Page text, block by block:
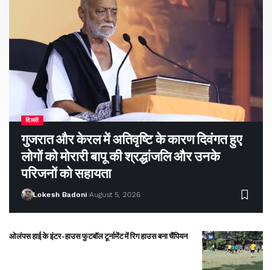
दिल्ली
गुजरात और केरल में अतिवृष्टि के कारण दिवंगत हुए
लोगों को मोरारी बापू की श्रद्धांजलि और उनके
परिजनों को सहायता
Lokesh Badoni August 5, 2026
ओलंपस हाई के इंटर-हाउस फुटबॉल टूर्नामेंट में रिग हाउस बना चैंपियन